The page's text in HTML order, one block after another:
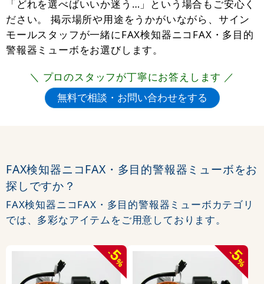
「どれを選べばいいか迷う…」という場合もご安心く
ださい。 掲示場所や用途をうかがいながら、サイン
モールスタッフが一緒にFAX検知器ニコFAX・多目的
警報器ミューボをお選びします。
＼ プロのスタッフが丁寧にお答えします ／
FAX検知器ニコFAX・多目的警報器ミューボをお
探しですか？
FAX検知器ニコFAX・多目的警報器ミューボカテゴリ
では、多彩なアイテムをご用意しております。
-
5
%
-
5
%